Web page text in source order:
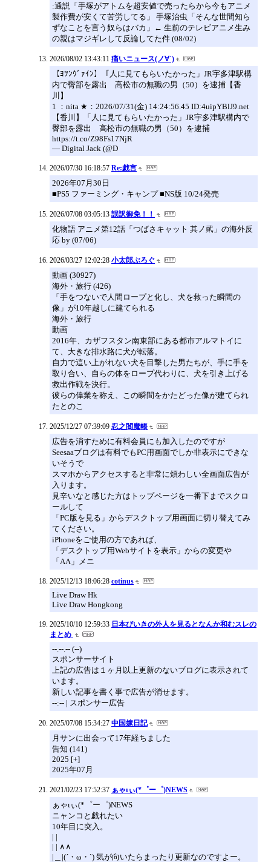
:通説「手塚がアトムを超安値で売ったらから今もアニメ
製作費が安くて苦労してる」 手塚治虫「そんな世間知ら
ずなことを言う奴らはバカ」← 生前のテレビアニメ生み
の親はマジギレして反論してた件 (08/02)
2026/08/02 13:43:11 痛いニュース(ノ∀`)
【ﾖﾂﾝｳﾞｧｲﾝ】「人に見てもらいたかった」JR宇多津駅構
内で臀部を露出 高松市の無職の男（50）を逮捕【香
川】
1 ：nita ★：2026/07/31(金) 14:24:56.45 ID:4uipYBlJ9.net
【香川】「人に見てもらいたかった」JR宇多津駅構内で
臀部を露出 高松市の無職の男（50）を逮捕
https://t.co/Z98Fs17NjR
— Digital Jack (@D
2026/07/30 16:18:57 Re:戯言
2026年07月30日
■PS5 ファーミング・キャンプ ■NS版 10/24発売
2026/07/08 03:05:13 誤訳御免！！
化物語 アニメ第12話「つばさキャット 其ノ貮」の海外反
応 by (07/06)
2026/03/27 12:02:28 小太郎ぶろぐ
動画 (30927)
海外・旅行 (426)
「手をつないで人間ロープと化し、犬を救った瞬間の
像」が10年越しに建てられる
海外・旅行
動画
2016年、カザフスタン南東部にある都市アルマトイに
て、大きな排水路に犬が転落。
自力で這い上がれない犬を目撃した男たちが、手に手を
取り合い、自らの体をロープ代わりに、犬を引き上げる
救出作戦を決行。
彼らの偉業を称え、この瞬間をかたどった像が建てられ
たとのこ
2025/12/27 07:39:09 忍之閻魔帳
広告を消すために有料会員にも加入したのですが
Seesaaブログは有料でもPC用画面でしか非表示にできな
いそうで
スマホからアクセスすると非常に煩わしい全画面広告が
入ります。
見辛いなと感じた方はトップページを一番下までスクロ
ールして
「PC版を見る」からデスクトップ用画面に切り替えてみ
てください。
iPhoneをご使用の方であれば、
「デスクトップ用Webサイトを表示」からの変更や
「AA」メニ
2025/12/13 18:06:28 cotinus
Live Draw Hk
Live Draw Hongkong
2025/10/10 12:59:33 日本びいきの外人を見るとなんか和むスレの
まとめ
--.--.-- (--)
スポンサーサイト
上記の広告は１ヶ月以上更新のないブログに表示されて
います。
新しい記事を書く事で広告が消せます。
--:-- | スポンサー広告
2025/07/08 15:34:27 中国嫁日記
月サンに出会って17年経ちました
告知 (141)
2025 [+]
2025年07月
2021/02/23 17:52:37 ぁゃιぃ(*゜ー゜)NEWS
ぁゃιぃ(*゜ー゜)NEWS
ニャンコと戯れたい
10年目に突入。
| |
| | ∧∧
|＿|(´・ω・`) 気が向いたらまったり更新なのですよー。